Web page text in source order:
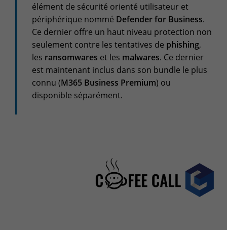
Suivi des livraisons
+32(0)4 239.89.39
logistics-cpld@keyes.eu
Service Facturation
compta-cpld@keyes.eu
élément de sécurité orienté utilisateur et
périphérique nommé Defender for Business.
Ce dernier offre un haut niveau protection non
seulement contre les tentatives de phishing,
les ransomwares et les malwares. Ce dernier
est maintenant inclus dans son bundle le plus
connu (M365 Business Premium) ou
disponible séparément.